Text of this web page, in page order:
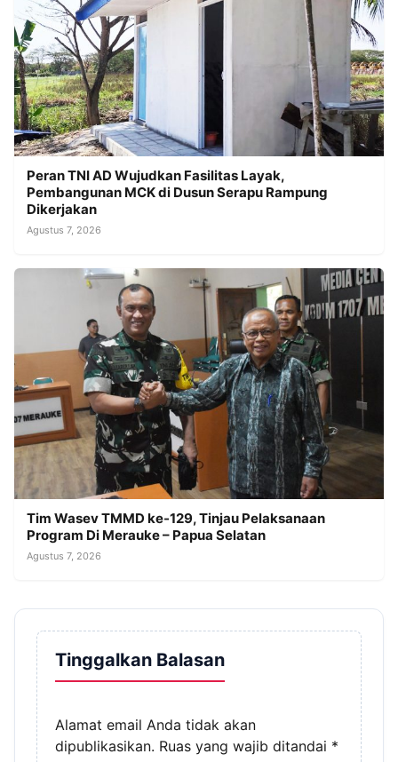
Peran TNI AD Wujudkan Fasilitas Layak,
Pembangunan MCK di Dusun Serapu Rampung
Dikerjakan
Agustus 7, 2026
Tim Wasev TMMD ke-129, Tinjau Pelaksanaan
Program Di Merauke – Papua Selatan
Agustus 7, 2026
Tinggalkan Balasan
Alamat email Anda tidak akan
dipublikasikan. Ruas yang wajib ditandai *